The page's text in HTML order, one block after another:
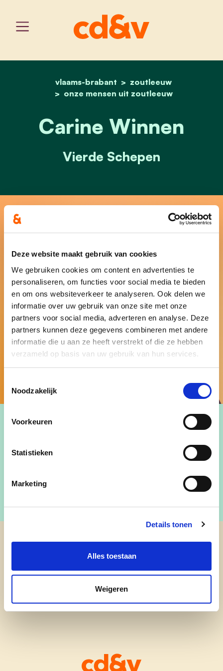
Deze website maakt gebruik van cookies
We gebruiken cookies om content en advertenties te
personaliseren, om functies voor social media te bieden
en om ons websiteverkeer te analyseren. Ook delen we
informatie over uw gebruik van onze site met onze
partners voor social media, adverteren en analyse. Deze
partners kunnen deze gegevens combineren met andere
informatie die u aan ze heeft verstrekt of die ze hebben
verzameld op basis van uw gebruik van hun services.
Noodzakelijk
Voorkeuren
Statistieken
Marketing
Details tonen
Alles toestaan
Weigeren
home
vlaams-brabant
zoutleeuw
onze mensen uit zoutleeuw
carine winnen
Carine Winnen
Vierde Schepen
Mail:carine.winnen@zoutleeuw.be
cd&v Zoutleeuw